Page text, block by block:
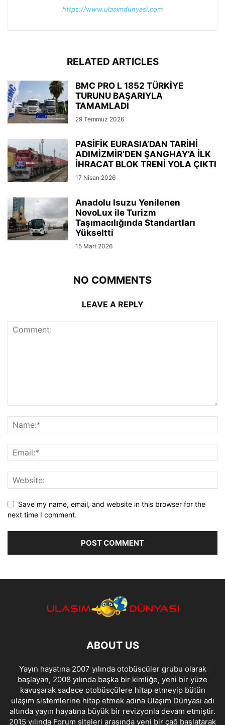
https://www.ulasimdunyasi.com
RELATED ARTICLES
BMC PRO L 1852 TÜRKİYE
TURUNU BAŞARIYLA
TAMAMLADI
29 Temmuz 2026
PASİFİK EURASIA’DAN TARİHİ
ADIMİZMİR’DEN ŞANGHAY’A İLK
İHRACAT BLOK TRENİ YOLA ÇIKTI
17 Nisan 2026
Anadolu Isuzu Yenilenen
NovoLux ile Turizm
Taşımacılığında Standartları
Yükseltti
15 Mart 2026
NO COMMENTS
LEAVE A REPLY
Save my name, email, and website in this browser for the
next time I comment.
ABOUT US
Yayın hayatına 2007 yılında otobüscüler grubu olarak
başlayan, 2008 yılında başka bir kimliğe, yeni bir yüze
kavuşarak sadece otobüsçülere hitap etmeyip bütün
ulaşım sistemlerine hitap etmek adına Ulaşım Dünyası adı
altında yayın hayatına büyük bir revizyonla devam etmiştir.
2015 yılında Forum siteleri arasında yeni bir çağ başlatarak